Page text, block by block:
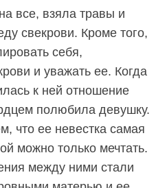
все, взяла травы и
свекрови. Кроме того,
себя,
и уважать ее. Когда
к ней отношение
полюбила девушку.
что ее невестка самая
можно только мечтать.
между ними стали